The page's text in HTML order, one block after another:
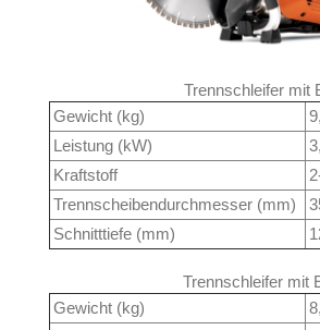
Trennschleifer mit
Gewicht (kg)
Leistung (kW)
Kraftstoff
Trennscheibendurchmesser (mm)
Schnitttiefe (mm)
Trennschleifer mit
Gewicht (kg)